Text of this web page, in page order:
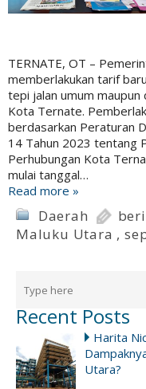
TERNATE, OT –
memberlakukan tarif
tepi jalan umum
Kota Ternate.
berdasarkan Peraturan
14 Tahun 2023 tentang
Perhubungan Kota
mulai tanggal…
Read more »
Daerah
Maluku Utara ,
Recent Posts
Harita
Utara?